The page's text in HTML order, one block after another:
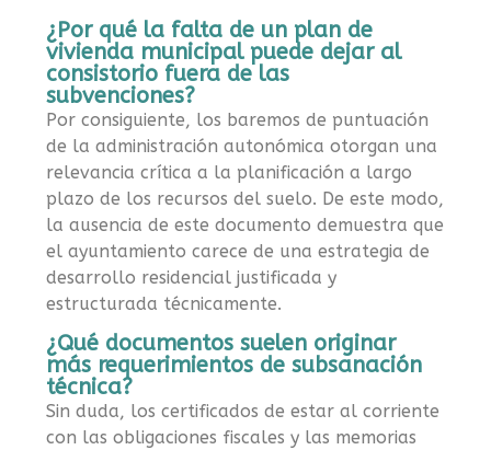
¿Por qué la falta de un plan de
vivienda municipal puede dejar al
consistorio fuera de las
subvenciones?
Por consiguiente, los baremos de puntuación
de la administración autonómica otorgan una
relevancia crítica a la planificación a largo
plazo de los recursos del suelo. De este modo,
la ausencia de este documento demuestra que
el ayuntamiento carece de una estrategia de
desarrollo residencial justificada y
estructurada técnicamente.
¿Qué documentos suelen originar
más requerimientos de subsanación
técnica?
Sin duda, los certificados de estar al corriente
con las obligaciones fiscales y las memorias